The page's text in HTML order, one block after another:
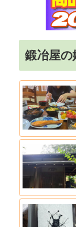
鍛冶屋の